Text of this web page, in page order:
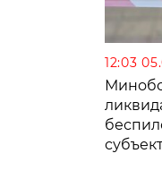
12:03